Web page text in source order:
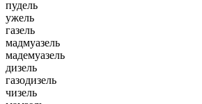
пудель
ужель
газель
мадмуазель
мадемуазель
дизель
газодизель
чизель